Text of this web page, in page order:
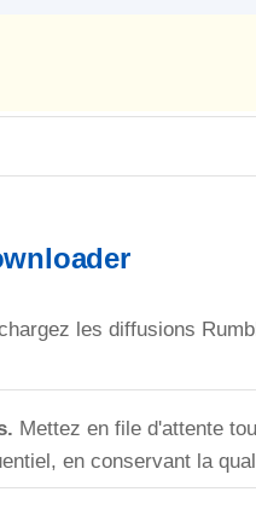
les diffusions
Mettez en file d'attente
en conservant la